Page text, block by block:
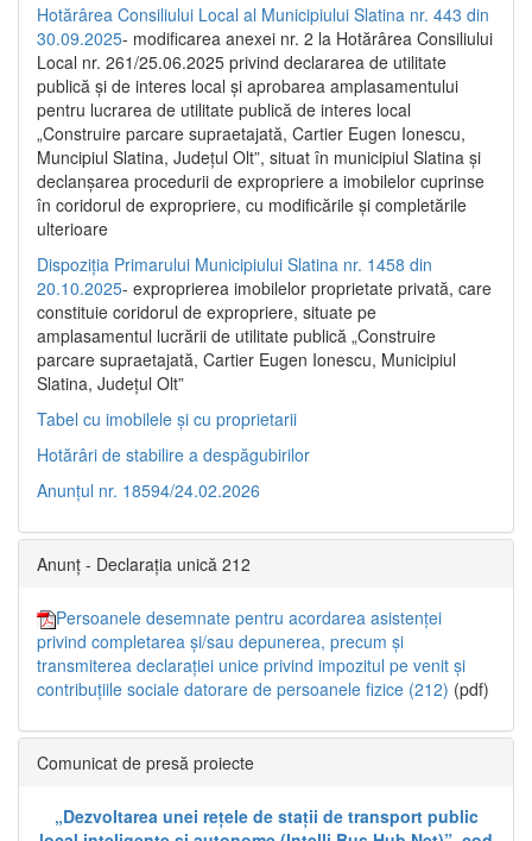
Hotărârea Consiliului Local al Municipiului Slatina nr. 443 din
30.09.2025- modificarea anexei nr. 2 la Hotărârea Consiliului
Local nr. 261/25.06.2025 privind declararea de utilitate
publică şi de interes local şi aprobarea amplasamentului
pentru lucrarea de utilitate publică de interes local
„Construire parcare supraetajată, Cartier Eugen Ionescu,
Muncipiul Slatina, Judeţul Olt”, situat în municipiul Slatina şi
declanşarea procedurii de expropriere a imobilelor cuprinse
în coridorul de expropriere, cu modificările şi completările
ulterioare
Dispoziția Primarului Municipiului Slatina nr. 1458 din
20.10.2025- exproprierea imobilelor proprietate privată, care
constituie coridorul de expropriere, situate pe
amplasamentul lucrării de utilitate publică „Construire
parcare supraetajată, Cartier Eugen Ionescu, Municipiul
Slatina, Județul Olt”
Tabel cu imobilele și cu proprietarii
Hotărâri de stabilire a despăgubirilor
Anunțul nr. 18594/24.02.2026
Anunț - Declarația unică 212
Persoanele desemnate pentru acordarea asistenței
privind completarea și/sau depunerea, precum și
transmiterea declarației unice privind impozitul pe venit și
contribuțiile sociale datorare de persoanele fizice (212) (pdf)
Comunicat de presă proiecte
„Dezvoltarea unei rețele de stații de transport public